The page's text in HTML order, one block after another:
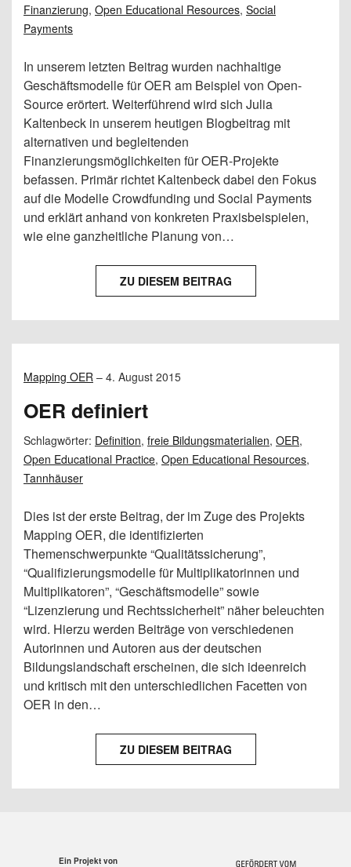
Finanzierung, Open Educational Resources, Social
Payments
In unserem letzten Beitrag wurden nachhaltige
Geschäftsmodelle für OER am Beispiel von Open-
Source erörtert. Weiterführend wird sich Julia
Kaltenbeck in unserem heutigen Blogbeitrag mit
alternativen und begleitenden
Finanzierungsmöglichkeiten für OER-Projekte
befassen. Primär richtet Kaltenbeck dabei den Fokus
auf die Modelle Crowdfunding und Social Payments
und erklärt anhand von konkreten Praxisbeispielen,
wie eine ganzheitliche Planung von…
ZU DIESEM BEITRAG
Mapping OER – 4. August 2015
OER definiert
Schlagwörter: Definition, freie Bildungsmaterialien, OER,
Open Educational Practice, Open Educational Resources,
Tannhäuser
Dies ist der erste Beitrag, der im Zuge des Projekts
Mapping OER, die identifizierten
Themenschwerpunkte “Qualitätssicherung”,
“Qualifizierungsmodelle für Multiplikatorinnen und
Multiplikatoren”, “Geschäftsmodelle” sowie
“Lizenzierung und Rechtssicherheit” näher beleuchten
wird. Hierzu werden Beiträge von verschiedenen
Autorinnen und Autoren aus der deutschen
Bildungslandschaft erscheinen, die sich ideenreich
und kritisch mit den unterschiedlichen Facetten von
OER in den…
ZU DIESEM BEITRAG
Ein Projekt von